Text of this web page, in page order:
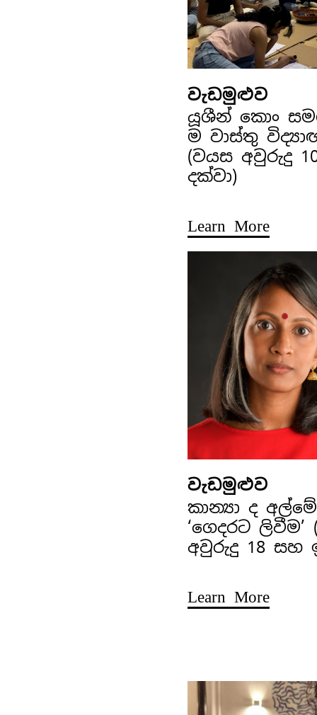
වැඩමුළුව
යූශීන් කොං
ම වාස්තු
(වයස අවුරුදු
දක්වා)
Learn More
වැඩමුළුව
කාන්‍යා ද
‘ගෙදරට ලිවීම’
අවුරුදු 18 සහ
Learn More